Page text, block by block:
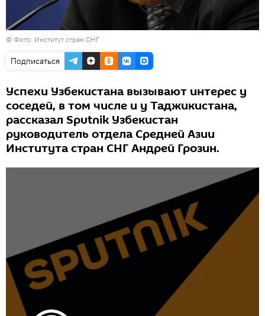
© Фото: Институт стран СНГ
Подписаться
Успехи Узбекистана вызывают интерес у
соседей, в том числе и у Таджикистана,
рассказал Sputnik Узбекистан
руководитель отдела Средней Азии
Института стран СНГ Андрей Грозин.